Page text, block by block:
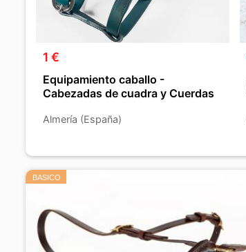
1 €
Equipamiento caballo -
Cabezadas de cuadra y Cuerdas
Almería (España)
BASICO